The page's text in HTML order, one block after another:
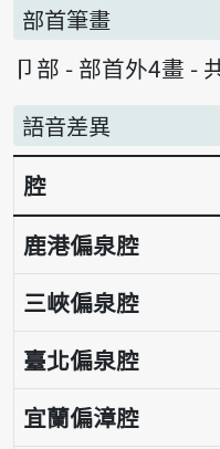
部首筆畫
卩部 - 部首外4畫 -
語音差異
語音差異表
腔
鹿港偏泉腔
三峽偏泉腔
臺北偏泉腔
宜蘭偏漳腔